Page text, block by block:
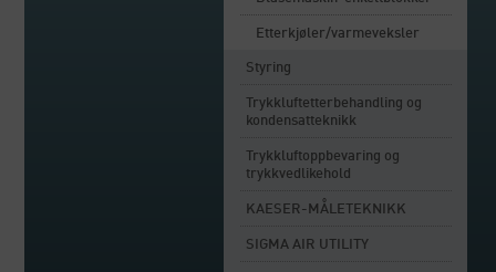
Etterkjøler/varmeveksler
Styring
Trykkluftetterbehandling og
kondensatteknikk
Trykkluftoppbevaring og
trykkvedlikehold
KAESER-MÅLETEKNIKK
SIGMA AIR UTILITY